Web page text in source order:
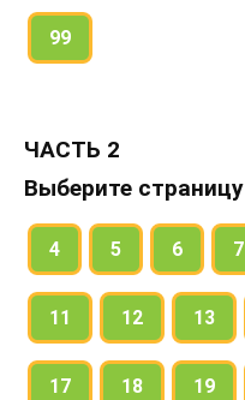
99
ЧАСТЬ 2
Выберите страницу
4 5 6 7
11 12 13
17 18 19